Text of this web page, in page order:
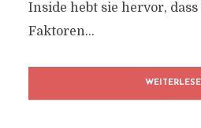
Inside hebt sie hervor,
Faktoren...